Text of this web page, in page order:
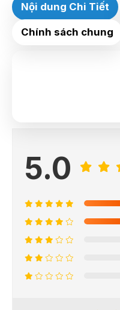
Nội dung Chi Tiết
Chính sách chung
5.0